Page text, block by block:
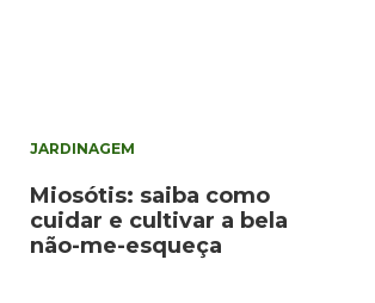
JARDINAGEM
Miosótis: saiba como
cuidar e cultivar a bela
não-me-esqueça